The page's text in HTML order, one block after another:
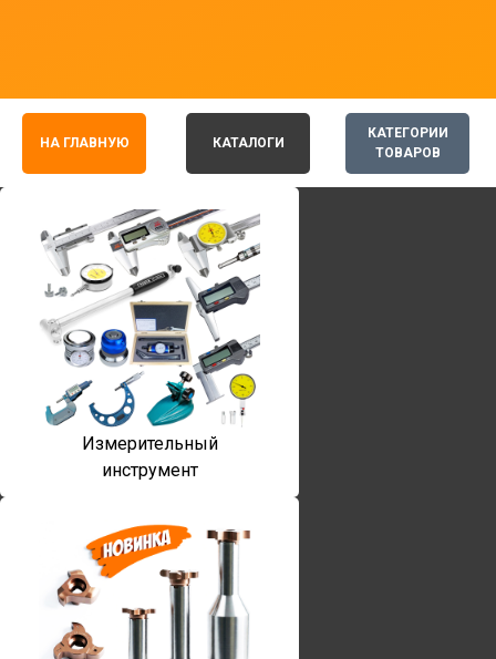
КАТЕГОРИИ
ТОВАРОВ
НА ГЛАВНУЮ КАТАЛОГИ
Измерительный
инструмент